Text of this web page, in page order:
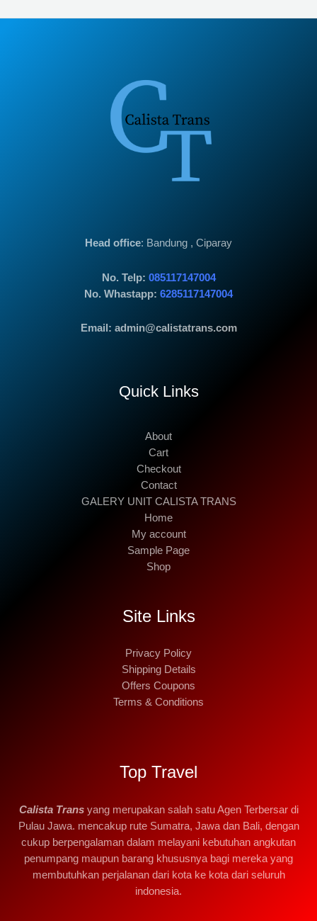
Head office: Bandung , Ciparay
No. Telp: 085117147004
No. Whastapp: 6285117147004
Email: admin@calistatrans.com
Quick Links
About
Cart
Checkout
Contact
GALERY UNIT CALISTA TRANS
Home
My account
Sample Page
Shop
Site Links
Privacy Policy
Shipping Details
Offers Coupons
Terms & Conditions
Top Travel
Calista Transyang merupakan salah satu Agen Terbersar di
Pulau Jawa. mencakup rute Sumatra, Jawa dan Bali, dengan
cukup berpengalaman dalam melayani kebutuhan angkutan
penumpang maupun barang khususnya bagi mereka yang
membutuhkan perjalanan dari kota ke kota dari seluruh
indonesia.